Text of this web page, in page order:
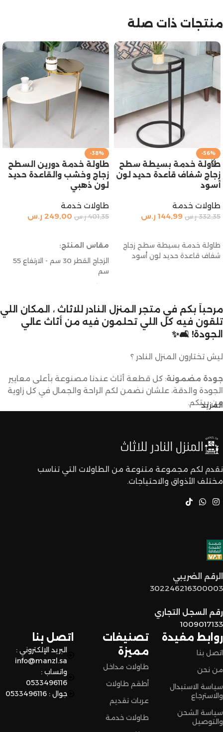
منتجات ذات صلة
-56%
طاولة خدمة بسيطة سطح
زجاج شفاف قاعدة حديد لون
أسود
طاولات خدمة
332,35 ر.س 144,99 ر.س
طاولة خدمة بسيطة سطح زجاج
شفاف قاعدة حديد لون أسود
-38%
طاولة خدمة دورين السطح
زجاج وخشب والقاعدة حديد
لون ذهبي
طاولات خدمة
401,35 ر.س 249,00 ر.س
مقاس المنتج:
الزجاج القطر 30 سم - الارتفاع 55
سم
مرحباً بكم في متجر المنزل النادر للاثاث ، المكان اللي
تلقون فيه كل اللي تحلمون فيه من أثاث عالي
الجودة! 🛋️✨
ليش تختارون المنزل النادر ؟
جودة مضمونة: كل قطعة أثاث عندنا مصنوعة بأعلى معايير
الجودة والدقة، علشان نضمن لكم الراحة والجمال في كل زاوية
من بيتكم.
الأذواق والديكورات. ما راح تحتاجون تدورون كثير علشان تلقون
اللي يعجبكم.
أسعار تنافسية : نقدم لكم أفضل الأسعار في السوق بدون ما
اختيار القطع المناسبة لين توصل لكم لحد البيت.
توصيل سريع وآمن
نضمن وصول منتجاتكم بأفضل حالة وفي أقصر وقت ممكن.
اختاروا الراحة والأناقة من المنزل النادر للاثاث الآن وعيشوا تجربة
تسوق مميزة.
المزيد
روابط مفيدة
اتصل بنا
من نحن
سياسة الاستبدال
والاسترجاع
سياسة الشحن
والتوصيل
تصنيفات
مميزة
طاولات مداخل
أطقم طاولات
عربات تقديم
طاولات خدمة
اتصل بنا
البريد الإلكتروني :
info@manzl.sa
واتساب :
0533496116
جوال : 0533496116
نقدم لكم مجموعة متنوعة من الطاولات التي تناسب
مختلف الأذواق والاحتياجات.
الرقم الضريبي
302246216300003
رقم السجل التجاري
1009017133